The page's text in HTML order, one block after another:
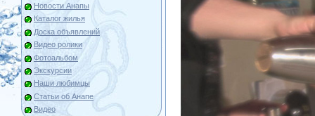
Новости Анапы
Каталог жилья
Доска объявлений
Видео ролики
Фотоальбом
Экскурсии
Наши любимцы
Статьи об Анапе
Видео